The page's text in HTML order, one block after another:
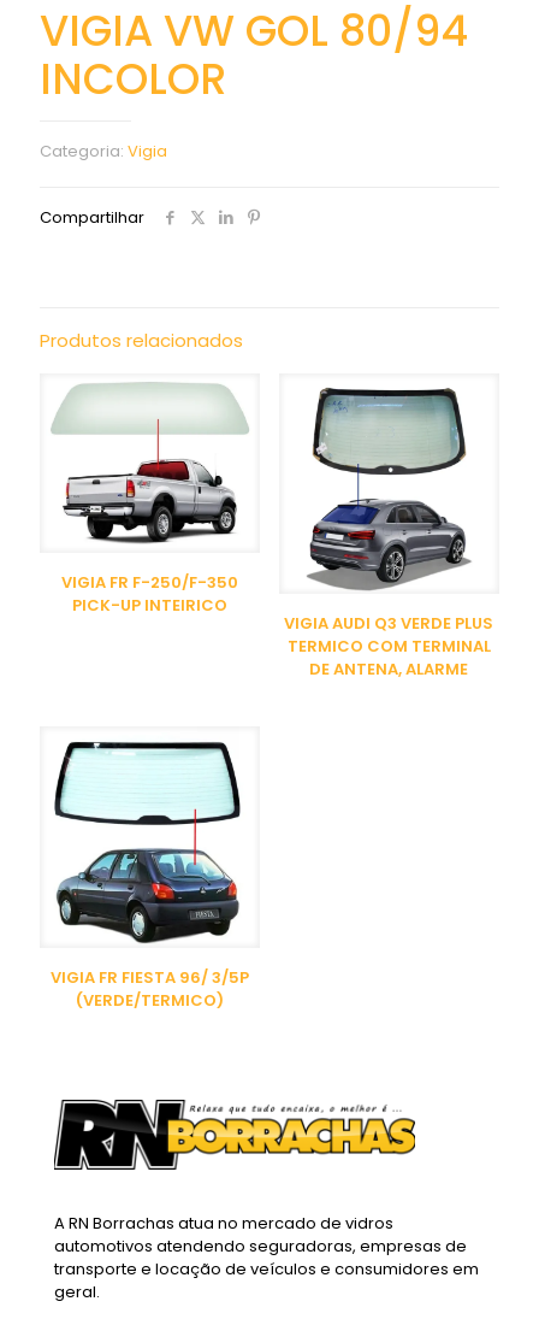
VIGIA VW GOL 80/94
INCOLOR
Categoria: Vigia
Compartilhar
Produtos relacionados
VIGIA FR F-250/F-350
PICK-UP INTEIRICO
VIGIA AUDI Q3 VERDE PLUS
TERMICO COM TERMINAL
DE ANTENA, ALARME
VIGIA FR FIESTA 96/ 3/5P
(VERDE/TERMICO)
A RN Borrachas atua no mercado de vidros
automotivos atendendo seguradoras, empresas de
transporte e locação de veículos e consumidores em
geral.